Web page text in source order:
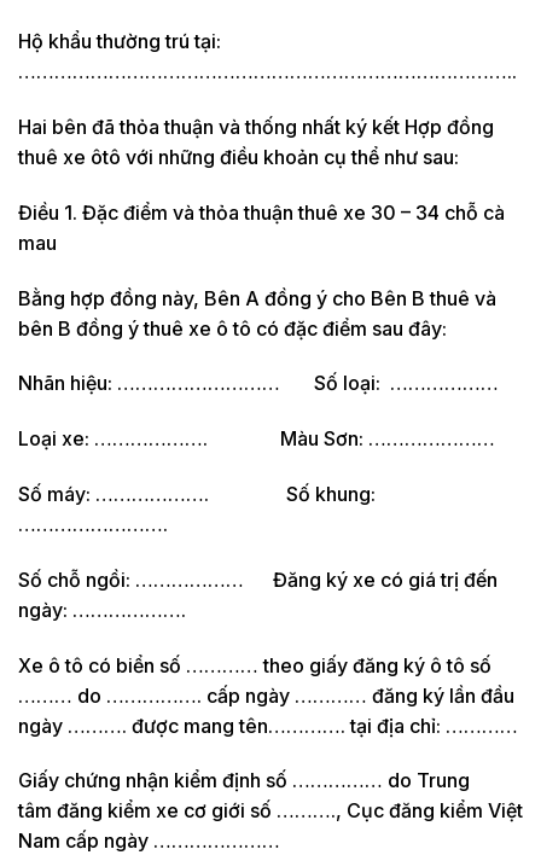
Hộ khẩu thường trú tại:
………………………………………………………………………..
Hai bên đã thỏa thuận và thống nhất ký kết Hợp đồng
thuê xe ôtô với những điều khoản cụ thể như sau:
Điều 1. Đặc điểm và thỏa thuận thuê xe 30 – 34 chỗ cà
mau
Bằng hợp đồng này, Bên A đồng ý cho Bên B thuê và
bên B đồng ý thuê xe ô tô có đặc điểm sau đây:
Nhãn hiệu: ……………………… Số loại: ………………
Loại xe: ………………. Màu Sơn: …………………
Số máy: ………………. Số khung:
…………………….
Số chỗ ngồi: ……………… Đăng ký xe có giá trị đến
ngày: ……………….
Xe ô tô có biển số ………… theo giấy đăng ký ô tô số
……… do ……………. cấp ngày ………… đăng ký lần đầu
ngày ………. được mang tên…………. tại địa chỉ: …………
Giấy chứng nhận kiểm định số …………… do Trung
tâm đăng kiểm xe cơ giới số ………., Cục đăng kiểm Việt
Nam cấp ngày …………………